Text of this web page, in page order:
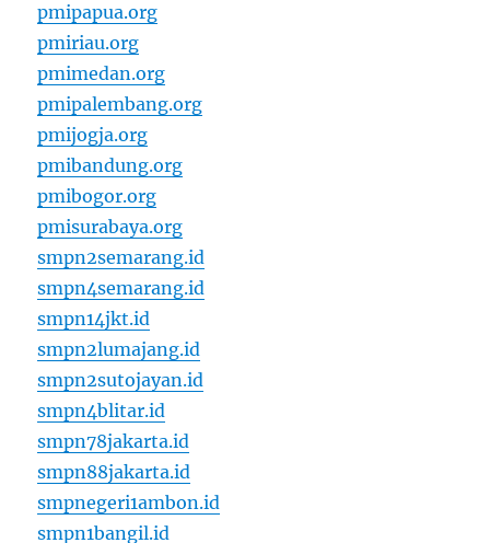
pmipapua.org
pmiriau.org
pmimedan.org
pmipalembang.org
pmijogja.org
pmibandung.org
pmibogor.org
pmisurabaya.org
smpn2semarang.id
smpn4semarang.id
smpn14jkt.id
smpn2lumajang.id
smpn2sutojayan.id
smpn4blitar.id
smpn78jakarta.id
smpn88jakarta.id
smpnegeri1ambon.id
smpn1bangil.id